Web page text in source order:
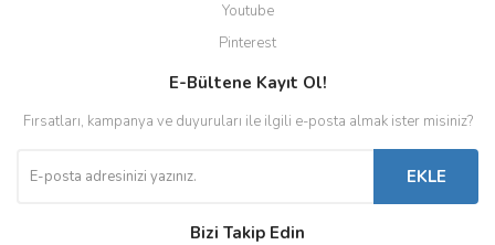
Youtube
Pinterest
E-Bültene Kayıt Ol!
Fırsatları, kampanya ve duyuruları ile ilgili e-posta almak ister misiniz?
EKLE
Bizi Takip Edin